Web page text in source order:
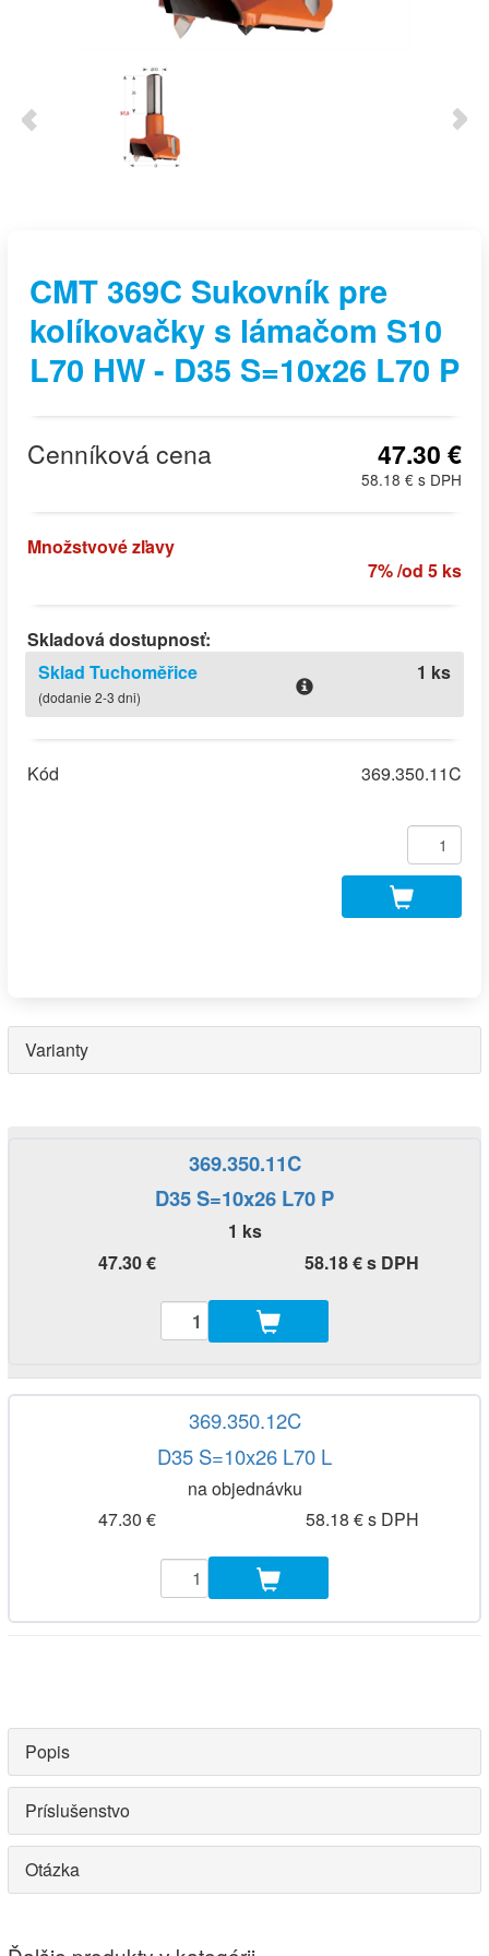
CMT 369C Sukovník pre
kolíkovačky s lámačom S10
L70 HW - D35 S=10x26 L70 P
Cenníková cena 47.30 €
58.18 € s DPH
Množstvové zľavy
7% /od 5 ks
Skladová dostupnosť:
Sklad Tuchoměřice
(dodanie 2-3 dni)
1 ks
Kód 369.350.11C
Varianty
369.350.11C
D35 S=10x26 L70 P
1 ks
47.30 €
58.18 € s DPH
369.350.12C
D35 S=10x26 L70 L
na objednávku
47.30 €
58.18 € s DPH
Popis
Príslušenstvo
Otázka